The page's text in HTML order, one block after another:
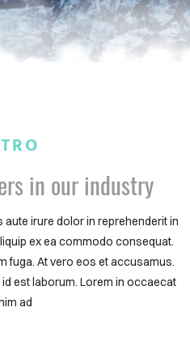
in our industry
irure dolor in reprehenderit in
ex ea commodo consequat.
fuga. At vero eos et accusamus.
est laborum. Lorem in occaecat
ad